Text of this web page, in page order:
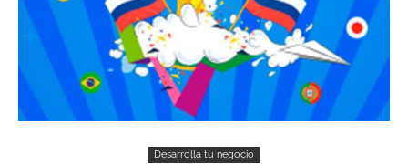
Desarrolla tu negocio